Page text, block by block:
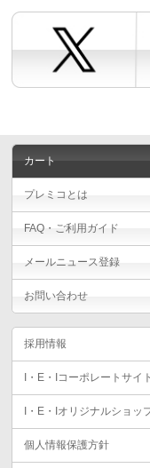
カート
プレミコとは
FAQ・ご利用ガイド
メールニュース登録
お問い合わせ
採用情報
I・E・Iコーポレートサイト
I・E・Iオリジナルショッ
個人情報保護方針